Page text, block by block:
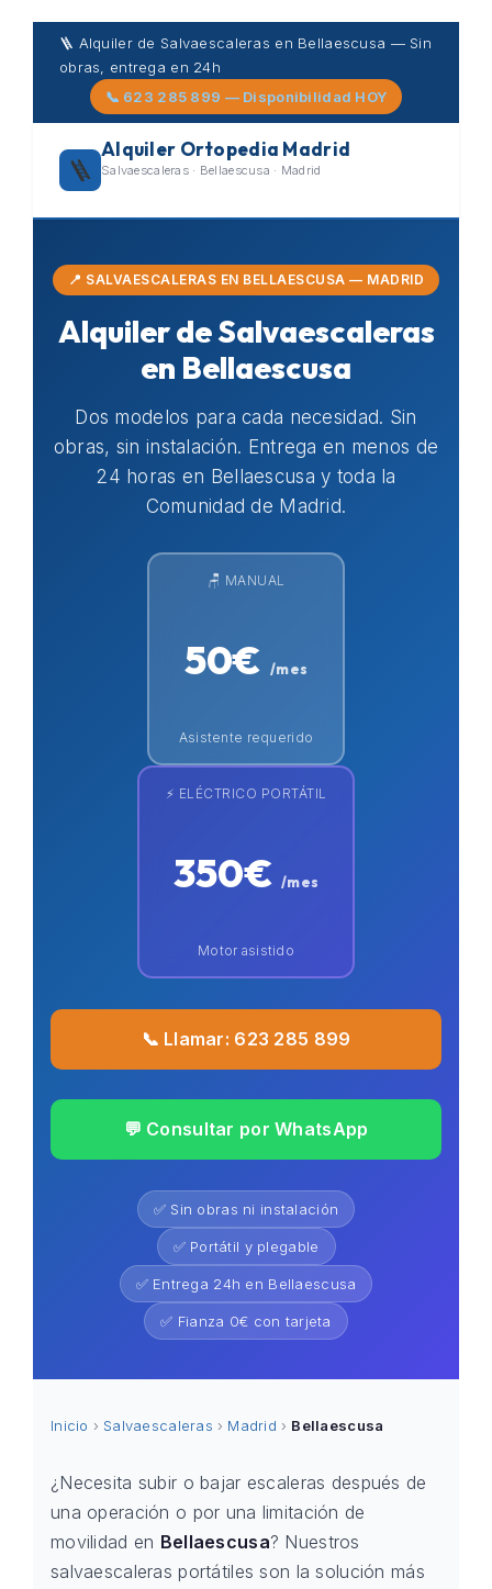
Skip
🪜 Alquiler de Salvaescaleras en Bellaescusa — Sin
obras, entrega en 24h
📞 623 285 899 — Disponibilidad HOY
🪜
Alquiler Ortopedia Madrid
Salvaescaleras · Bellaescusa · Madrid
📍 SALVAESCALERAS EN BELLAESCUSA — MADRID
Alquiler de Salvaescaleras
en Bellaescusa
Dos modelos para cada necesidad. Sin
obras, sin instalación. Entrega en menos de
24 horas en Bellaescusa y toda la
Comunidad de Madrid.
🪑 MANUAL
50€ /mes
Asistente requerido
⚡ ELÉCTRICO PORTÁTIL
350€/mes
Motor asistido
📞 Llamar: 623 285 899
💬 Consultar por WhatsApp
✅ Sin obras ni instalación
✅ Portátil y plegable
✅ Entrega 24h en Bellaescusa
✅ Fianza 0€ con tarjeta
Inicio › Salvaescaleras › Madrid › Bellaescusa
¿Necesita subir o bajar escaleras después de
una operación o por una limitación de
movilidad en Bellaescusa? Nuestros
salvaescaleras portátiles son la solución más